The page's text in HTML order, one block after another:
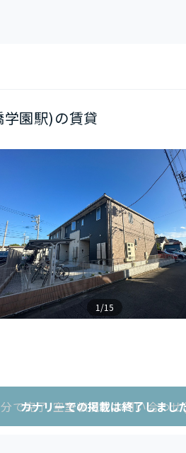
園駅)の賃貸
1/15
で完了!空室状況をお問い合わせ
カナリーでの掲載は終了しまし